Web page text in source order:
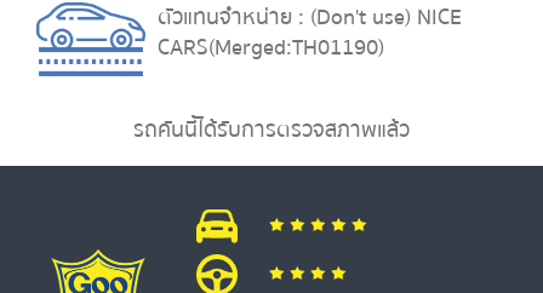
ตัวแทนจำหน่าย : (Don't use) NICE
CARS(Merged:TH01190)
รถคันนี้ได้รับการตรวจสภาพแล้ว